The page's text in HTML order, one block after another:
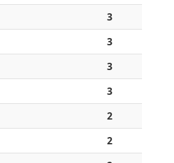
3
3
3
3
2
2